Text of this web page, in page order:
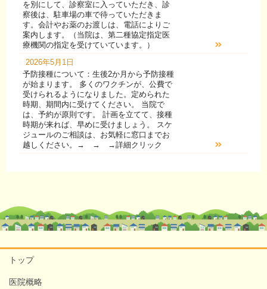
を別にして、診察室に入っていただき、診
察後は、駐車場の車で待っていただきま
す。会計やお薬のお渡しは、電話によりご
案内します。（当院は、第二種協定指定医
療機関の指定を受けていています。）
2026年5月1日
予防接種について：生後2か月から予防接種
が始まります。 多くのワクチンが、公費で
受けられるようになりました。定められた
時期、期間内に受けてください。 当院で
は、予約が原則です。 計画を立てて、接種
時期が来れば、早めに受けましょう。 スケ
ジュールのご相談は、お気軽に窓口までお
越しください。→ → →詳細クリック
トップ
医院概略